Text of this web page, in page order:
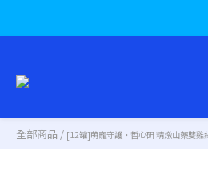
全部商品 / [12罐]萌寵守護・哲心研 精燉山藥雙